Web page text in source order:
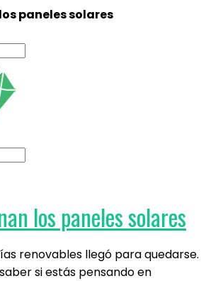
paneles solares
los paneles solares
renovables llegó para quedarse.
si estás pensando en